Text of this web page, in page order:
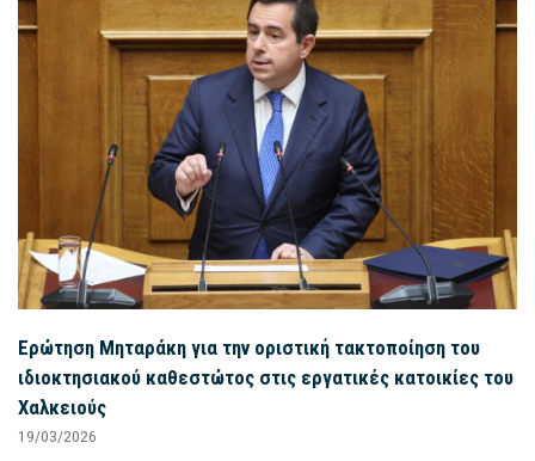
Ερώτηση Μηταράκη για την οριστική τακτοποίηση του
ιδιοκτησιακού καθεστώτος στις εργατικές κατοικίες του
Χαλκειούς
19/03/2026